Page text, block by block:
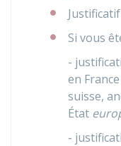
Si vous
-
en
suisse,
État
-